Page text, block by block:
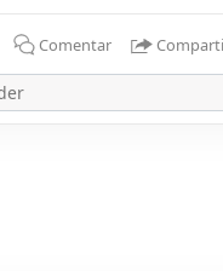
Comentar